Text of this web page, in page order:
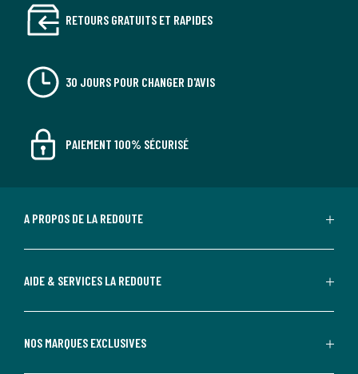
RETOURS GRATUITS ET RAPIDES
30 JOURS POUR CHANGER D'AVIS
PAIEMENT 100% SÉCURISÉ
A PROPOS DE LA REDOUTE
AIDE & SERVICES LA REDOUTE
NOS MARQUES EXCLUSIVES